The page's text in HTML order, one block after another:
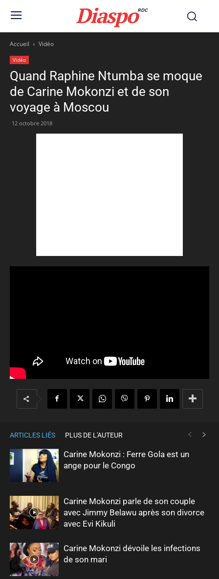
DiaspoRDC
Accueil Vidéo
Vidéo
Quand Raphine Ntumba se moque
de Carine Mokonzi et de son
voyage à Moscou
12 octobre 2018
ARTICLES LIÉS PLUS DE L'AUTEUR
Carine Mokonzi : Ferre Gola est un
ange pour le Congo
Carine Mokonzi parle de son couple
avec Jimmy Belawu après son divorce
avec Evi Kikuli
Carine Mokonzi dévoile les infections
de son mari